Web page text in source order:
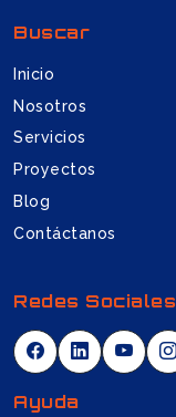
Buscar
Inicio
Nosotros
Servicios
Proyectos
Blog
Contáctanos
Redes Sociales
Ayuda